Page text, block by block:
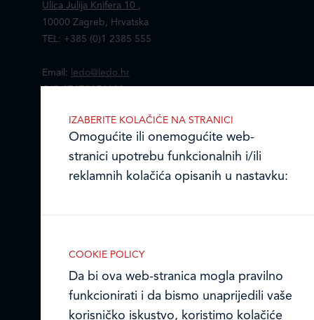
Ulica Julija Knifera 10 ,
10000 Zagreb, Hrvatska
TEL: +385 (0)1 2385 555
Email:
ledo@ledo.hr
Ledo Hrvatska
Prodajni centri
Obavijest o Privatnosti i Kolačići
Privacy notice and Cookies
COOKIE POLICY
Da bi ova web-stranica mogla pravilno
funkcionirati i da bismo unaprijedili vaše
korisničko iskustvo, koristimo kolačiće
IZABERITE KOLAČIĆE NA STRANICI
Omogućite ili onemogućite web-
stranici upotrebu funkcionalnih i/ili
reklamnih kolačića opisanih u nastavku:
Nužni (tehnički) kolačići
Nužni kolačići omogućuju osnovne